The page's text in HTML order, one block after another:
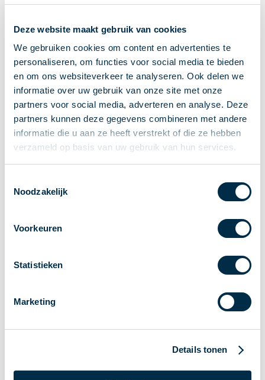
Deze website maakt gebruik van cookies
We gebruiken cookies om content en advertenties te
personaliseren, om functies voor social media te bieden
en om ons websiteverkeer te analyseren. Ook delen we
informatie over uw gebruik van onze site met onze
partners voor social media, adverteren en analyse. Deze
partners kunnen deze gegevens combineren met andere
informatie die u aan ze heeft verstrekt of die ze hebben
verzameld op basis van uw gebruik van hun services.
Noodzakelijk
Voorkeuren
Statistieken
Marketing
Details tonen
Onderling betalen
Overboeken
Bijzondere rekeningen en diensten
Standaarden in het betalingsverkeer
Feiten & Cijfers
Actueel
Betaaljournaal
Roadmap
Vereniging
Partners en stakeholders
Deelnemers in het betalingsverkeer